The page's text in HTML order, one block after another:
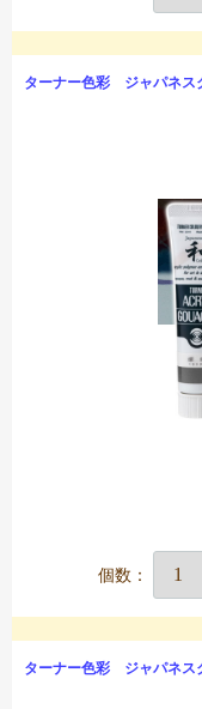
ターナー色彩 ジャパネス
個数：
ターナー色彩 ジャパネス